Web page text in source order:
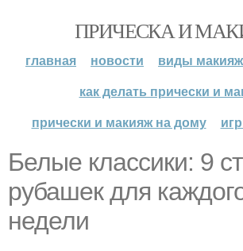
ПРИЧЕСКА И
главная новости
виды
как делать прически и
прически и макияж на дому
Белые классики: 9
рубашек для
недели